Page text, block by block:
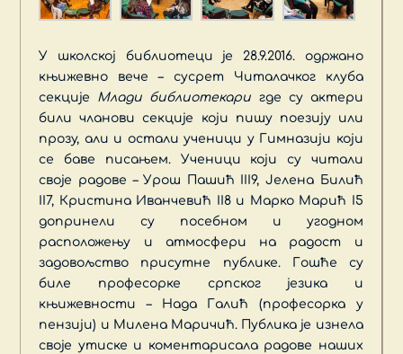
У школској библиотеци је 28.9.2016. одржано
књижевно вече – сусрет Читалачког клуба
секције Млади библиотекари где су актери
били чланови секције који пишу поезију или
прозу, али и остали ученици у Гимназији који
се баве писањем. Ученици који су читали
своје радове – Урош Пашић III9, Јелена Билић
II7, Кристина Иванчевић II8 и Марко Марић I5
допринели су посебном и угодном
расположењу и атмосфери на радост и
задовољство присутне публике. Гошће су
биле професорке српског језика и
књижевности – Нада Галић (професорка у
пензији) и Милена Маричић. Публика је изнела
своје утиске и коментарисала радове наших